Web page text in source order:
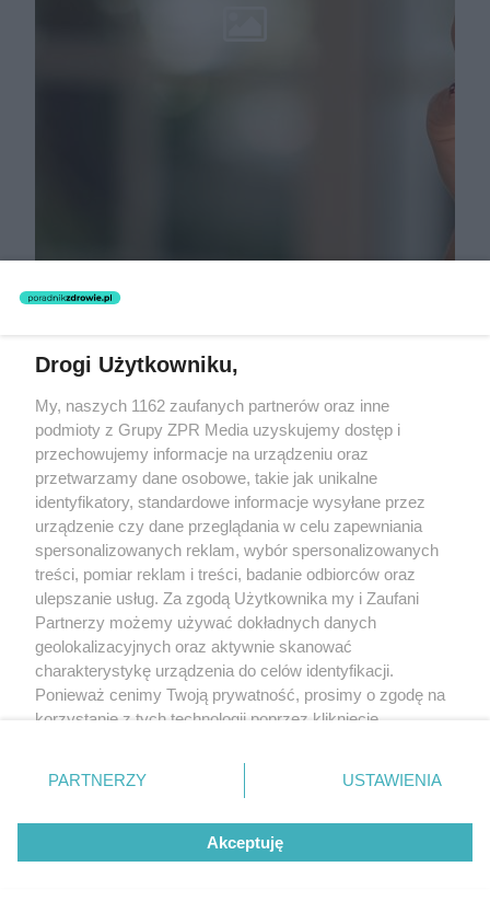
Starożytny sposób na detoks
organizmu. Poscę przygotujesz w
kilka minut
Drogi Użytkowniku,
My, naszych 1162 zaufanych partnerów oraz inne
podmioty z Grupy ZPR Media uzyskujemy dostęp i
przechowujemy informacje na urządzeniu oraz
przetwarzamy dane osobowe, takie jak unikalne
identyfikatory, standardowe informacje wysyłane przez
urządzenie czy dane przeglądania w celu zapewniania
spersonalizowanych reklam, wybór spersonalizowanych
treści, pomiar reklam i treści, badanie odbiorców oraz
ulepszanie usług. Za zgodą Użytkownika my i Zaufani
Partnerzy możemy używać dokładnych danych
geolokalizacyjnych oraz aktywnie skanować
charakterystykę urządzenia do celów identyfikacji.
Ponieważ cenimy Twoją prywatność, prosimy o zgodę na
korzystanie z tych technologii poprzez kliknięcie
zmienić/wycofać klikając przycisk ustawień prywatności
znajdujący się w lewym dolnym rogu strony
rodzaje przetwarzania danych nie wymagają zgody
użytkownika, ale masz prawo sprzeciwić się takiemu
przetwarzaniu. Preferencje będą miały zastosowanie tylko
PARTNERZY USTAWIENIA
Akceptuję